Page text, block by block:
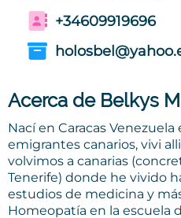
+34609919696
Acerca de Belkys
Nací en Caracas Venezuela
emigrantes canarios, vivi
volvimos a canarias
Tenerife) donde he vivido
estudios de medicina y
Homeopatía en la escuela